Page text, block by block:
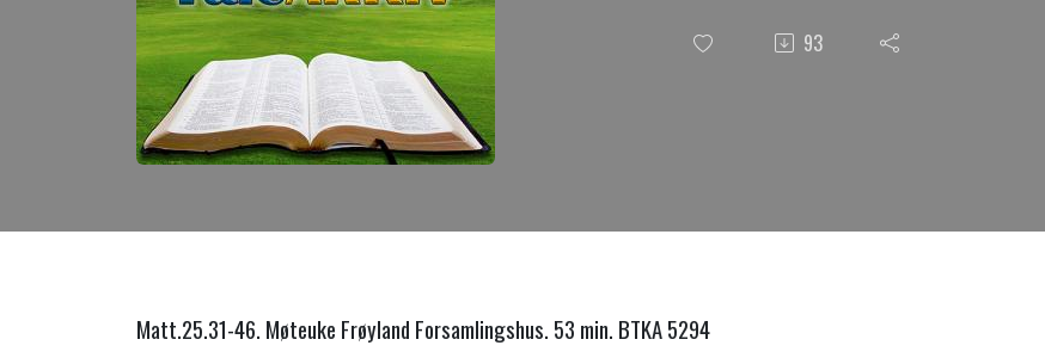
93
Matt.25.31-46. Møteuke Frøyland Forsamlingshus. 53 min. BTKA 5294